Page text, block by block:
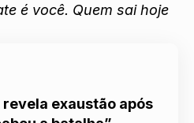
é você. Quem sai hoje
exaustão após